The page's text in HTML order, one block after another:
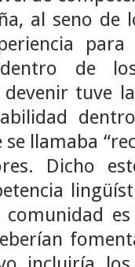
al seno de
de
devenir tuve
se llamaba
Dicho